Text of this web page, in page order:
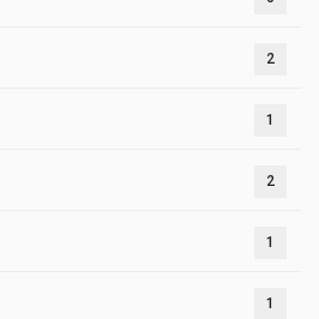
2
1
2
1
1